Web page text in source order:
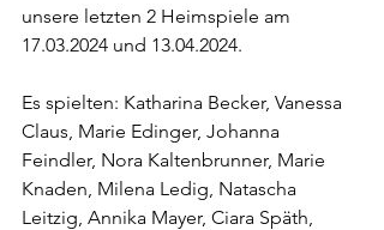
unsere letzten 2 Heimspiele am
17.03.2024 und 13.04.2024.
Es spielten: Katharina Becker, Vanessa
Claus, Marie Edinger, Johanna
Feindler, Nora Kaltenbrunner, Marie
Knaden, Milena Ledig, Natascha
Leitzig, Annika Mayer, Ciara Späth,